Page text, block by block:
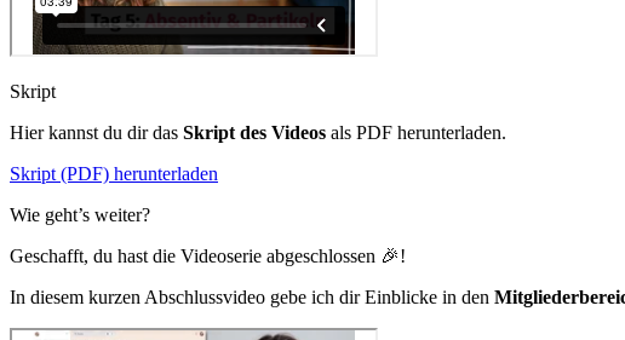
Skript
Hier kannst du dir das Skript des Videos als PDF herunterladen.
Skript (PDF) herunterladen
Wie geht’s weiter?
Geschafft, du hast die Videoserie abgeschlossen 🎉!
In diesem kurzen Abschlussvideo gebe ich dir Einblicke in den